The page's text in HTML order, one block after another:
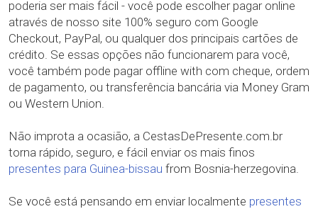
poderia ser mais fácil - você pode escolher pagar online
através de nosso site 100% seguro com Google
Checkout, PayPal, ou qualquer dos principais cartões de
crédito. Se essas opções não funcionarem para você,
você também pode pagar offline with com cheque, ordem
de pagamento, ou transferência bancária via Money Gram
ou Western Union.
Não improta a ocasião, a CestasDePresente.com.br
torna rápido, seguro, e fácil enviar os mais finos
presentes para Guinea-bissau from Bosnia-herzegovina.
Se você está pensando em enviar localmente presentes